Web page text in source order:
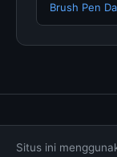
Brush Pen
Situs ini